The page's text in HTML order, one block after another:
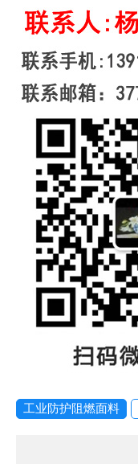
工业防护阻燃面料